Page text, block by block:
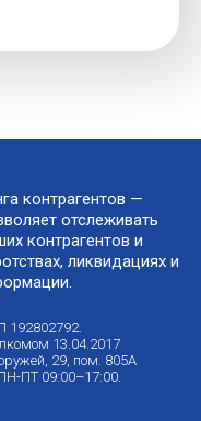
контрагентов —
отслеживать
контрагентов и
ликвидациях и
192802792.
13.04.2017
29, пом. 805А
ПТ 09:00–17:00.